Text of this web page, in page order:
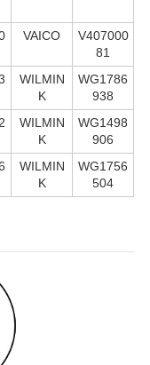
VAICO
V407000
81
WILMIN
K
WG1786
938
WILMIN
K
WG1498
906
WILMIN
K
WG1756
504